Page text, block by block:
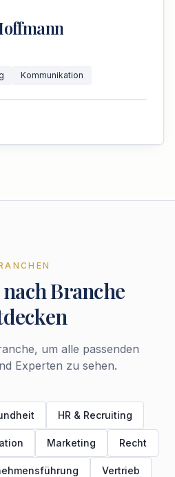
Kommunikation
Branche
um alle passenden
Experten zu sehen.
HR & Recruiting
Marketing Recht
Vertrieb